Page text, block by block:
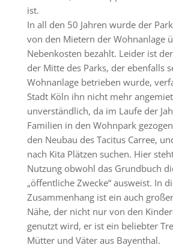
ist.
In all den 50 Jahren wurde der
von den Mietern der Wohnanlage
Nebenkosten bezahlt. Leider ist
der Mitte des Parks, der ebenfalls
Wohnanlage betrieben wurde,
Stadt Köln ihn nicht mehr
unverständlich, da im Laufe der
Familien in den Wohnpark
den Neubau des Tacitus Carree,
nach Kita Plätzen suchen. Hier
Nutzung obwohl das Grundbuch
„öffentliche Zwecke“ ausweist. In
Zusammenhang ist ein auch
Nähe, der nicht nur von den
genutzt wird, er ist ein beliebter
Mütter und Väter aus Bayenthal.